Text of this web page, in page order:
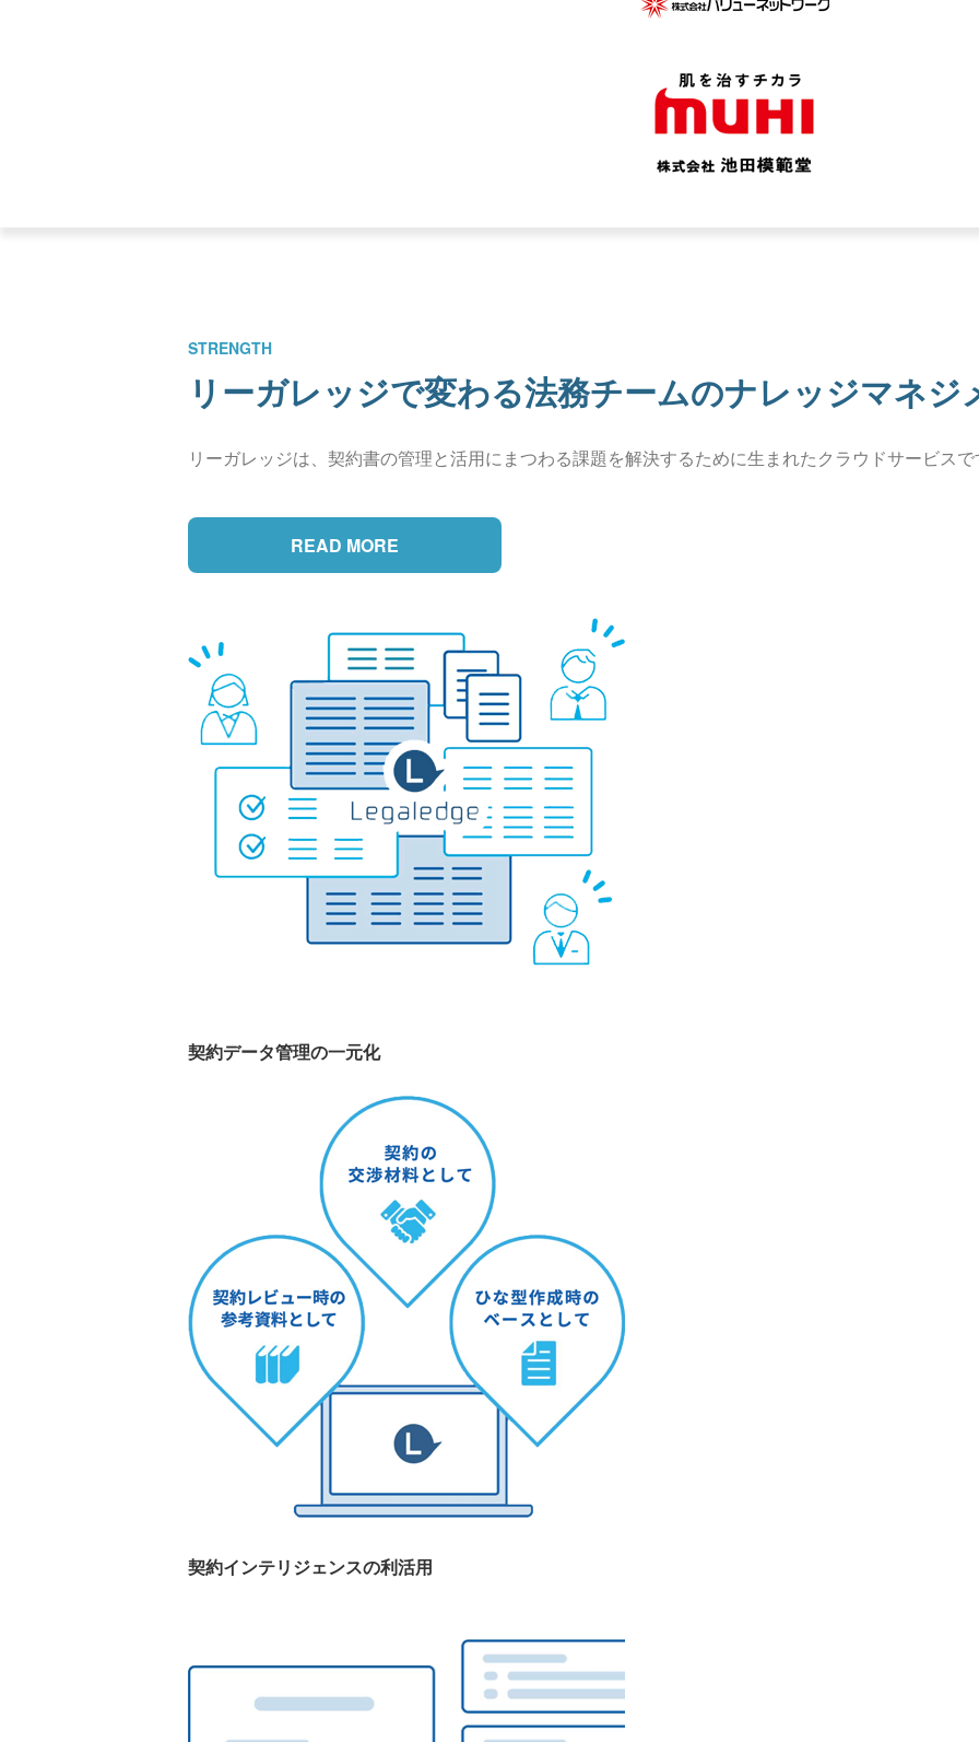
STRENGTH
リーガレッジで変わる法務チームのナレッジマネジ
リーガレッジは、契約書の管理と活用にまつわる課題を解決するために生まれたクラウドサービスで
READ MORE
契約データ管理の一元化
契約インテリジェンスの利活用